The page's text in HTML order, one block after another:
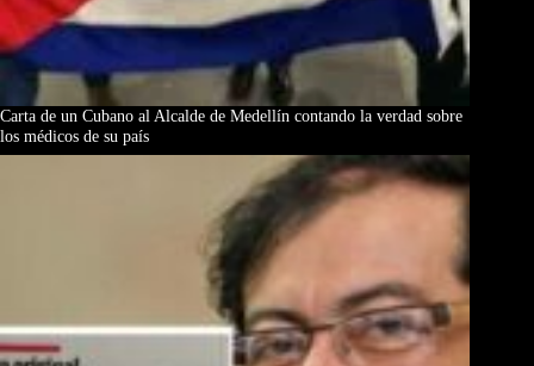
Carta de un Cubano al Alcalde de Medellín contando la verdad sobre
los médicos de su país